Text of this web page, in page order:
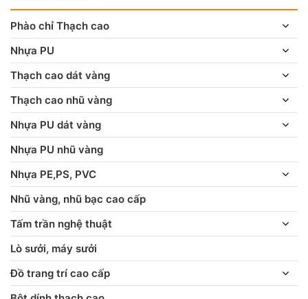
Phào chỉ Thạch cao
Nhựa PU
Thạch cao dát vàng
Thạch cao nhũ vàng
Nhựa PU dát vàng
Nhựa PU nhũ vàng
Nhựa PE,PS, PVC
Nhũ vàng, nhũ bạc cao cấp
Tấm trần nghệ thuật
Lò sưởi, máy sưởi
Đồ trang trí cao cấp